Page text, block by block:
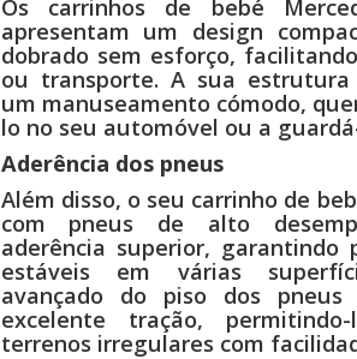
Os carrinhos de bebé
apresentam um design
dobrado sem esforço,
ou transporte. A sua
um manuseamento cómodo,
lo no seu automóvel ou a
Aderência dos pneus
Além disso, o seu carrinho de
com pneus de alto
aderência superior, garantindo
estáveis em várias
avançado do piso dos pneus
excelente tração,
terrenos irregulares com